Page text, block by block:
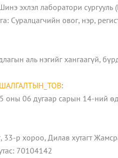
эхлэл лаборатори сургууль
Суралцагчийн овог, нэр,
аль нэгийг хангаагүй,
:
оны 06 дугаар сарын 14-ний
33-р хороо, Дилав хутагт
70104142